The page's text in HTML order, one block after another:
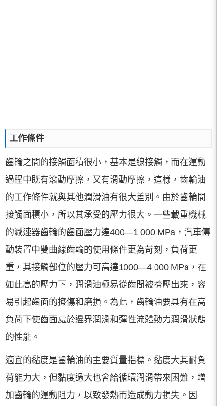
工作條件
齒輪之間的接觸面積很小，基本是線接觸，而在運動
過程中既有滾動摩擦，又有滑動摩擦，這樣，齒輪油
的工作條件就與其他潤滑油有很大差別。由於齒輪間
接觸面積小，所以其承受的壓力很大。一些載重機械
的減速器齒輪的齒面壓力達400—1 000 MPa，汽車傳
動裝置中雙曲線齒輪的使用條件更為苛刻，負荷更
重，其接觸部位的壓力可高達1000—4 000 MPa，在
如此高的壓力下，潤滑油極易從齒間被擠壓出來，容
易引起齒面的擦傷和磨損。為此，齒輪油要具有在高
負荷下使齒面處於邊界潤滑和彈性流體動力潤滑狀態
的性能。
適宜的黏度是齒輪油的主要質量指標。黏度大其耐負
荷能力大，但黏度過大也會給循環潤滑帶來困難，增
加齒輪的運動阻力，以致發熱而造成動力損失。因